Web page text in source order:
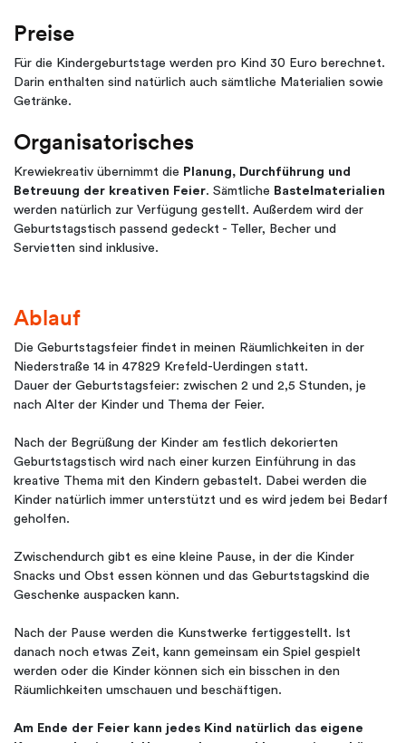
Preise
Für die Kindergeburtstage werden pro Kind 30 Euro berechnet.
Darin enthalten sind natürlich auch sämtliche Materialien sowie
Getränke.
Organisatorisches
Krewiekreativ übernimmt die Planung, Durchführung und
Betreuung der kreativen Feier. Sämtliche Bastelmaterialien
werden natürlich zur Verfügung gestellt. Außerdem wird der
Geburtstagstisch passend gedeckt - Teller, Becher und
Servietten sind inklusive.
Ablauf
Die Geburtstagsfeier findet in meinen Räumlichkeiten in der
Niederstraße 14 in 47829 Krefeld-Uerdingen statt.
Dauer der Geburtstagsfeier: zwischen 2 und 2,5 Stunden, je
nach Alter der Kinder und Thema der Feier.
Nach der Begrüßung der Kinder am festlich dekorierten
Geburtstagstisch wird nach einer kurzen Einführung in das
kreative Thema mit den Kindern gebastelt. Dabei werden die
Kinder natürlich immer unterstützt und es wird jedem bei Bedarf
geholfen.
Zwischendurch gibt es eine kleine Pause, in der die Kinder
Snacks und Obst essen können und das Geburtstagskind die
Geschenke auspacken kann.
Nach der Pause werden die Kunstwerke fertiggestellt. Ist
danach noch etwas Zeit, kann gemeinsam ein Spiel gespielt
werden oder die Kinder können sich ein bisschen in den
Räumlichkeiten umschauen und beschäftigen.
Am Ende der Feier kann jedes Kind natürlich das eigene